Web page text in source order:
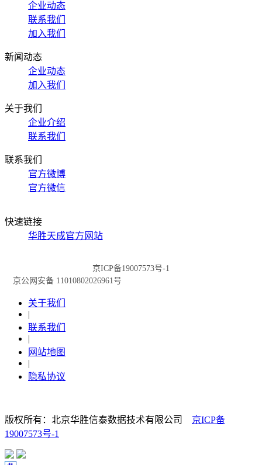
企业动态
联系我们
加入我们
新闻动态
企业动态
加入我们
关于我们
企业介绍
联系我们
联系我们
官方微博
官方微信
快速链接
华胜天成官方网站
京ICP备19007573号-1
京公网安备 11010802026961号
关于我们
|
联系我们
|
网站地图
|
隐私协议
版权所有：北京华胜信泰数据技术有限公司 京ICP备
19007573号-1